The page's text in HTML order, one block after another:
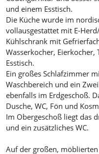
und einem Esstisch.
Die Küche wurde im
vollausgestattet mit E-
Kühlschrank mit
Wasserkocher,
Esstisch.
Ein großes Schlafzimmer
Waschbereich und ein
ebenfalls im Erdgeschoß.
Dusche, WC, Fön und
Im Obergeschoß liegt das
und ein zusätzliches WC.
Auf der großen,